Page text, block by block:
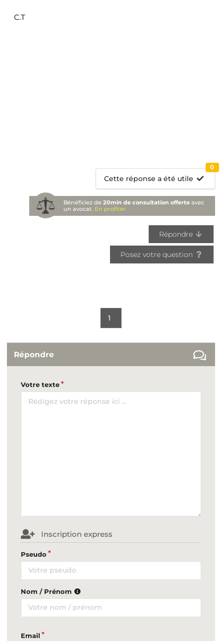
C.T
Cette réponse a été utile
0
Bénéficiez de20min de consultation offerte avec
un avocat. En profiter
Répondre
Posez votre question
1
Répondre
Votre texte
Inscription express
Pseudo
Nom / Prénom
Email